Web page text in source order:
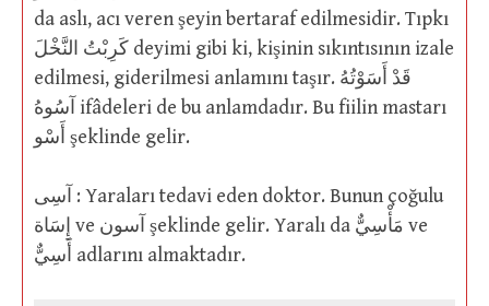
da aslı, acı veren şeyin bertaraf edilmesidir. Tıpkı
كَرِبْتُ النَّخْلَ deyimi gibi ki, kişinin sıkıntısının izale
edilmesi, giderilmesi anlamını taşır. قَدْ أَسَوْتُهُ
آسُوهُ ifâdeleri de bu anlamdadır. Bu fiilin mastarı
أَسْو şeklinde gelir.
آسِى : Yaraları tedavi eden doktor. Bunun çoğulu
إِسَاة ve آسون şeklinde gelir. Yaralı da مَأْسِيٌّ ve
أَسِيٌّ adlarını almaktadır.